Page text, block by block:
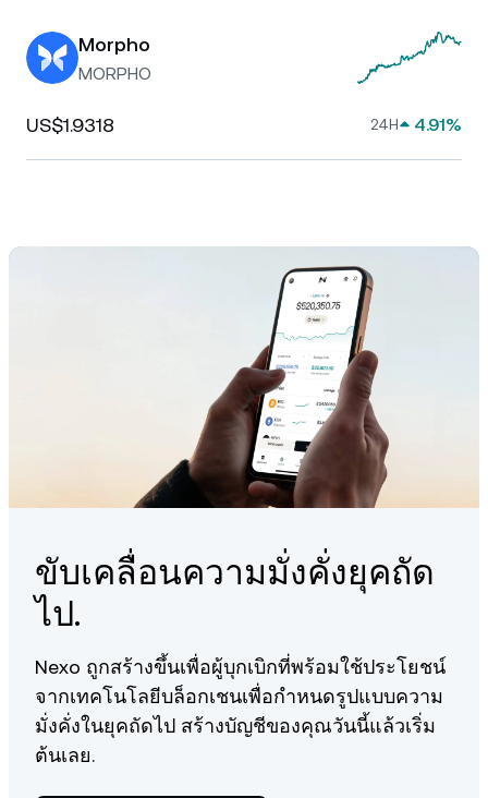
Morpho
MORPHO
US$1.9318 24H 4.91%
ขับเคลื่อนความมั่งคั่งยุคถัด
ไป.
Nexo ถูกสร้างขึ้นเพื่อผู้บุกเบิกที่พร้อมใช้ประโยชน์
จากเทคโนโลยีบล็อกเชนเพื่อกำหนดรูปแบบความ
มั่งคั่งในยุคถัดไป สร้างบัญชีของคุณวันนี้แล้วเริ่ม
ต้นเลย.